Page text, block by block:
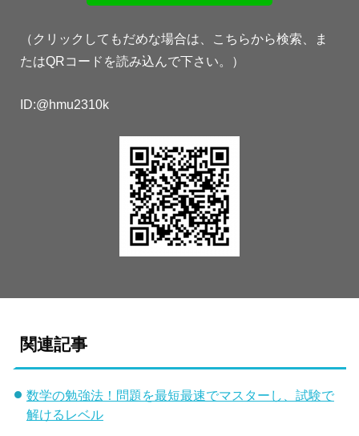
（クリックしてもだめな場合は、こちらから検索、ま
たはQRコードを読み込んで下さい。）
ID:@hmu2310k
関連記事
数学の勉強法！問題を最短最速でマスターし、試験で
解けるレベル